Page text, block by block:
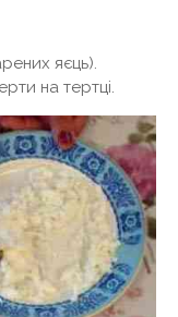
яєць).
на тертці.